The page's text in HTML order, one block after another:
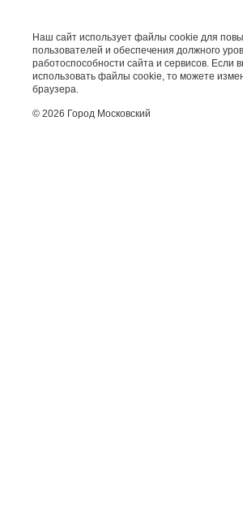
Наш сайт использует файлы cookie для
пользователей и обеспечения должного
работоспособности сайта и сервисов. Если
использовать файлы cookie, то можете
браузера.
© 2026 Город Московский